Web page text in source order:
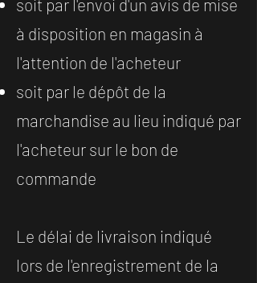
soit par l'envoi d'un avis de mise
à disposition en magasin à
l'attention de l'acheteur
soit par le dépôt de la
marchandise au lieu indiqué par
l'acheteur sur le bon de
commande
Le délai de livraison indiqué
lors de l'enregistrement de la